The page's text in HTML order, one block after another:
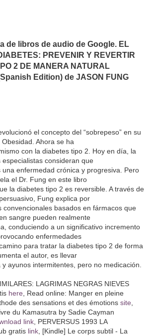
de libros de audio de Google. EL
PREVENIR Y REVERTIR
2 DE MANERA NATURAL
Edition) de JASON FUNG
el concepto del “sobrepeso” en su
Ahora se ha
con la diabetes tipo 2. Hoy en día, la
consideran que
una enfermedad crónica y progresiva. Pero
el Dr. Fung en este libro
la diabetes tipo 2 es reversible. A través de
Fung explica por
convencionales basados en fármacos que
sangre pueden realmente
conduciendo a un significativo incremento
enfermedades
para tratar la diabetes tipo 2 de forma
el autor, es llevar
ayunos intermitentes, pero no medicación.
LAGRIMAS NEGRAS NIEVES
here, Read online: Manger en pleine
des sensations et des émotions site,
du Kamasutra by Sadie Cayman
link, PERVERSUS 1993 LA
gratis link, [Kindle] Le corps subtil - La